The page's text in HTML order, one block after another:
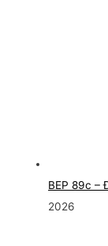
BEP 89c –
2026